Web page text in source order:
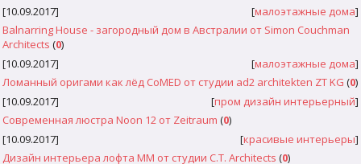
[10.09.2017]
[малоэтажные дома]
Balnarring House - загородный дом в Австралии от Simon Couchman
Architects (0)
[10.09.2017]
[малоэтажные дома]
Ломанный оригами как лёд CoMED от студии ad2 architekten ZT KG (0)
[10.09.2017]
[пром дизайн интерьерный]
Современная люстра Noon 12 от Zeitraum (0)
[10.09.2017]
[красивые интерьеры]
Дизайн интерьера лофта MM от студии C.T. Architects (0)